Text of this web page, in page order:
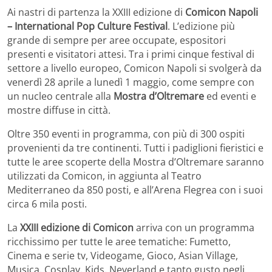
Ai nastri di partenza la XXIII edizione di Comicon Napoli
– International Pop Culture Festival. L’edizione più
grande di sempre per aree occupate, espositori
presenti e visitatori attesi. Tra i primi cinque festival di
settore a livello europeo, Comicon Napoli si svolgerà da
venerdì 28 aprile a lunedì 1 maggio, come sempre con
un nucleo centrale alla Mostra d’Oltremare ed eventi e
mostre diffuse in città.
Oltre 350 eventi in programma, con più di 300 ospiti
provenienti da tre continenti. Tutti i padiglioni fieristici e
tutte le aree scoperte della Mostra d’Oltremare saranno
utilizzati da Comicon, in aggiunta al Teatro
Mediterraneo da 850 posti, e all’Arena Flegrea con i suoi
circa 6 mila posti.
La XXIII edizione di Comiconarriva con un programma
ricchissimo per tutte le aree tematiche: Fumetto,
Cinema e serie tv, Videogame, Gioco, Asian Village,